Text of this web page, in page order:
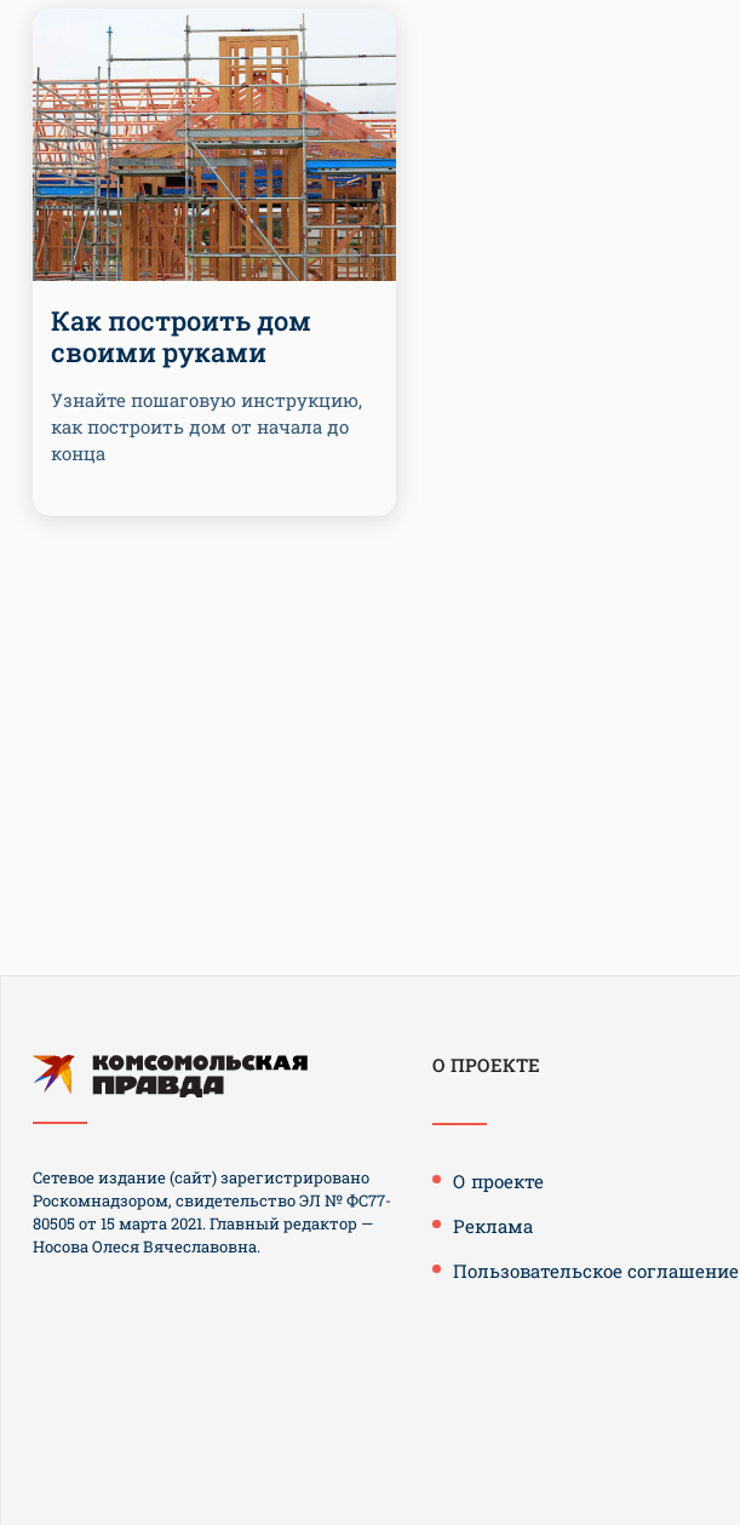
Как построить дом
своими руками
Узнайте пошаговую инструкцию,
как построить дом от начала до
конца
О ПРОЕКТЕ
О проекте
Реклама
Пользовательское соглашение
Сетевое издание (сайт) зарегистрировано
Роскомнадзором, свидетельство ЭЛ № ФС77-
80505 от 15 марта 2021. Главный редактор —
Носова Олеся Вячеславовна.